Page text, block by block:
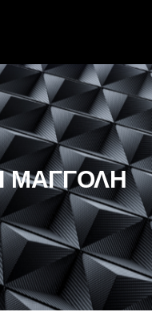
ΜΑΓΓΟΛΗ